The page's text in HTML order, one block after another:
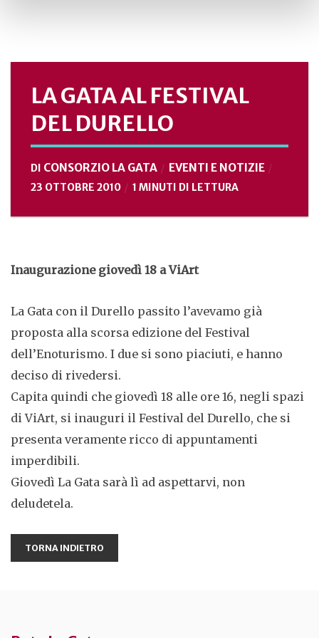
LA GATA AL FESTIVAL
DEL DURELLO
DI CONSORZIO LA GATA EVENTI E NOTIZIE
23 OTTOBRE 2010 1 MINUTI DI LETTURA
Inaugurazione giovedì 18 a ViArt
La Gata con il Durello passito l’avevamo già
proposta alla scorsa edizione del Festival
dell’Enoturismo. I due si sono piaciuti, e hanno
deciso di rivedersi.
Capita quindi che giovedì 18 alle ore 16, negli spazi
di ViArt, si inauguri il Festival del Durello, che si
presenta veramente ricco di appuntamenti
imperdibili.
Giovedì La Gata sarà lì ad aspettarvi, non
deludetela.